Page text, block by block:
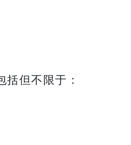
但不限于：